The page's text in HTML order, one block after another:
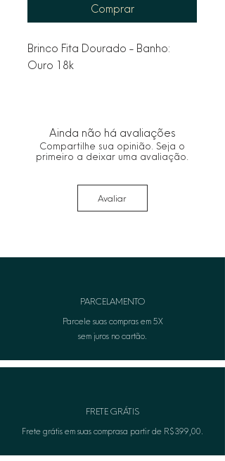
Comprar
Brinco Fita Dourado - Banho:
Ouro 18k
Ainda não há avaliações
Compartilhe sua opinião. Seja o
primeiro a deixar uma avaliação.
Avaliar
PARCELAMENTO
Parcele suas compras em 5X
sem juros no cartão.
FRETE GRÁTIS
Frete grátis em suas comprasa partir de R$399,00.